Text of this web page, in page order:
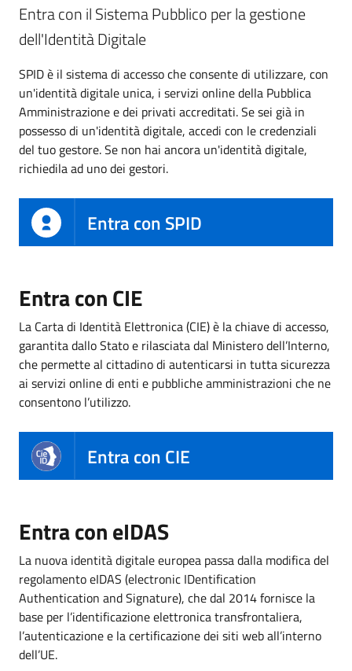
Entra con il Sistema Pubblico per la gestione
dell'Identità Digitale
SPID è il sistema di accesso che consente di utilizzare, con
un'identità digitale unica, i servizi online della Pubblica
Amministrazione e dei privati accreditati. Se sei già in
possesso di un'identità digitale, accedi con le credenziali
del tuo gestore. Se non hai ancora un'identità digitale,
richiedila ad uno dei gestori.
Entra con SPID
Entra con CIE
La Carta di Identità Elettronica (CIE) è la chiave di accesso,
garantita dallo Stato e rilasciata dal Ministero dell’Interno,
che permette al cittadino di autenticarsi in tutta sicurezza
ai servizi online di enti e pubbliche amministrazioni che ne
consentono l’utilizzo.
Entra con CIE
Entra con eIDAS
La nuova identità digitale europea passa dalla modifica del
regolamento eIDAS (electronic IDentification
Authentication and Signature), che dal 2014 fornisce la
base per l’identificazione elettronica transfrontaliera,
l’autenticazione e la certificazione dei siti web all’interno
dell’UE.